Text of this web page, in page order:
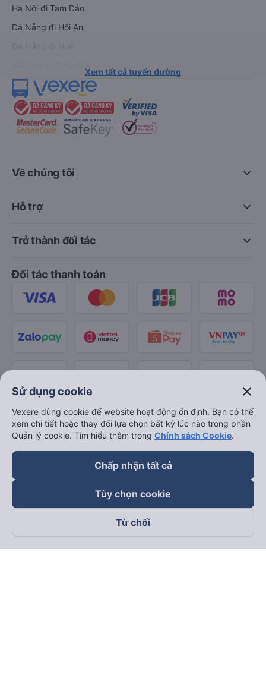
Hà Nội đi Tam Đảo
Đà Nẵng đi Hội An
Xem tất cả tuyến đường
keyboard_arrow_down
Về chúng tôi
keyboard_arrow_down
Hỗ trợ
keyboard_arrow_down
Trở thành đối tác
Đối tác thanh toán
Theo dõi chúng tôi trên
Sử dụng cookie close
Vexere dùng cookie để website hoạt động ổn định. Bạn có thể
xem chi tiết hoặc thay đổi lựa chọn bất kỳ lúc nào trong phần
Quản lý cookie. Tìm hiểu thêm trong Chính sách Cookie.
Chấp nhận tất cả
Tùy chọn cookie
Từ chối